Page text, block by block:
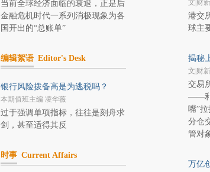
当前全球经济面临的衰退，正是后
金融危机时代一系列消极现象为各
国开出的“总账单”
编辑絮语 Editor's Desk
银行风险拨备高是为逃税吗？
本期值班主编 凌华薇
过于强调单项指标，往往是刻舟求
剑，甚至适得其反
时事 Current Affairs
文|财
港交
球主
揭秘
文|财
交易
——利
嘴”拉
分仓
管对
万亿